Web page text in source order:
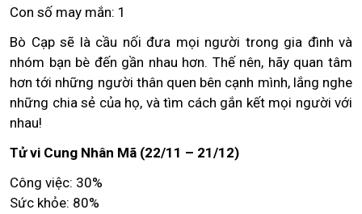
Con số may mắn: 1
Bò Cạp sẽ là cầu nối đưa mọi người trong gia đình và
nhóm bạn bè đến gần nhau hơn. Thế nên, hãy quan tâm
hơn tới những người thân quen bên cạnh mình, lắng nghe
những chia sẻ của họ, và tìm cách gắn kết mọi người với
nhau!
Tử vi Cung Nhân Mã (22/11 – 21/12)
Công việc: 30%
Sức khỏe: 80%